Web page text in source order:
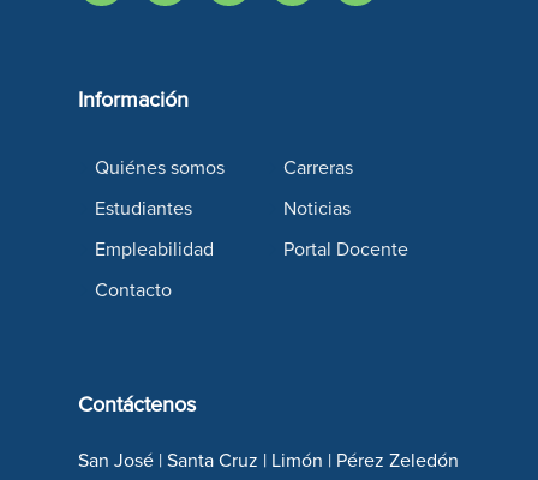
Información
Quiénes somos Carreras
Estudiantes Noticias
Empleabilidad Portal Docente
Contacto
Contáctenos
San José | Santa Cruz | Limón | Pérez Zeledón